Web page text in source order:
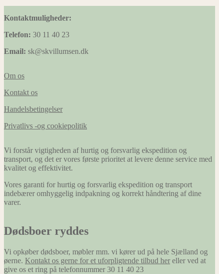
Kontaktmuligheder:
Telefon: 30 11 40 23
Email: sk@skvillumsen.dk
Om os
Kontakt os
Handelsbetingelser
Privatlivs -og cookiepolitik
Vi forstår vigtigheden af hurtig og forsvarlig ekspedition og
transport, og det er vores første prioritet at levere denne service med
kvalitet og effektivitet.
Vores garanti for hurtig og forsvarlig ekspedition og transport
indebærer omhyggelig indpakning og korrekt håndtering af dine
varer.
Dødsboer ryddes
Vi opkøber dødsboer, møbler mm. vi kører ud på hele Sjælland og
øerne. Kontakt os gerne for et uforpligtende tilbud her eller ved at
give os et ring på telefonnummer 30 11 40 23